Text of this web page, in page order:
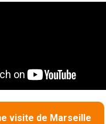
visite de Marseille